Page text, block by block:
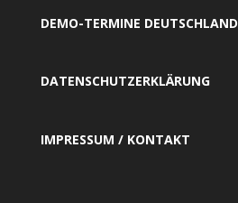
DEMO-TERMINE DEUTSCHLAND
DATENSCHUTZERKLÄRUNG
IMPRESSUM / KONTAKT